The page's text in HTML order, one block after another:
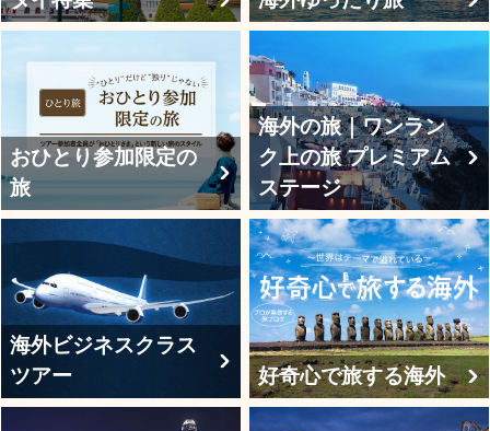
おひとり参加限定の
旅
海外の旅｜ワンラン
ク上の旅 プレミアム
ステージ
海外ビジネスクラス
ツアー
好奇心で旅する海外